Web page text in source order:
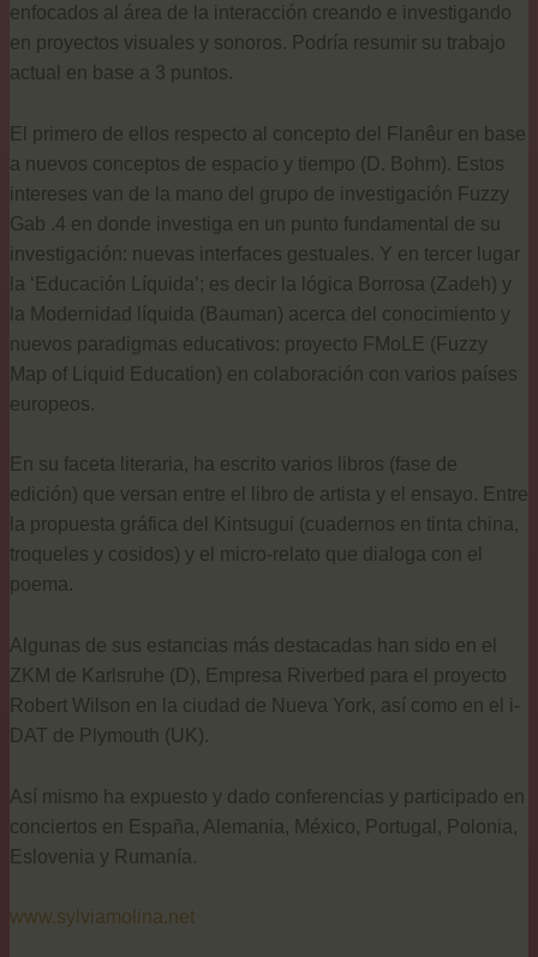
enfocados al área de la interacción creando e investigando
en proyectos visuales y sonoros. Podría resumir su trabajo
actual en base a 3 puntos.
El primero de ellos respecto al concepto del Flanêur en base
a nuevos conceptos de espacio y tiempo (D. Bohm). Estos
intereses van de la mano del grupo de investigación Fuzzy
Gab .4 en donde investiga en un punto fundamental de su
investigación: nuevas interfaces gestuales. Y en tercer lugar
la ‘Educación Líquida’; es decir la lógica Borrosa (Zadeh) y
la Modernidad líquida (Bauman) acerca del conocimiento y
nuevos paradigmas educativos: proyecto FMoLE (Fuzzy
Map of Liquid Education) en colaboración con varios países
europeos.
En su faceta literaria, ha escrito varios libros (fase de
edición) que versan entre el libro de artista y el ensayo. Entre
la propuesta gráfica del Kintsugui (cuadernos en tinta china,
troqueles y cosidos) y el micro-relato que dialoga con el
poema.
Algunas de sus estancias más destacadas han sido en el
ZKM de Karlsruhe (D), Empresa Riverbed para el proyecto
Robert Wilson en la ciudad de Nueva York, así como en el i-
DAT de Plymouth (UK).
Así mismo ha expuesto y dado conferencias y participado en
conciertos en España, Alemania, México, Portugal, Polonia,
Eslovenia y Rumanía.
www.sylviamolina.net